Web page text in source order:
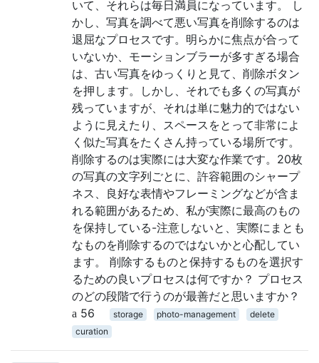
いて、それらは毎日満員になっています。 し
かし、写真を調べて悪い写真を削除するのは
退屈なプロセスです。明らかに焦点が合って
いないか、モーションブラーが多すぎる場合
は、古い写真をゆっくりと見て、削除ボタン
を押します。しかし、それでも多くの写真が
残っていますが、それは単に魅力的ではない
ように見えたり、スペースをとって非常によ
く似た写真をたくさん持っている場所です。
削除するのは実際には大変な作業です。20枚
の写真の文字列ごとに、許容範囲のシャープ
ネス、良好な表情やフレーミングなどが含ま
れる範囲があるため、私が実際に最高のもの
を保持している-注意しないと、実際にまとも
なものを削除するのではないかと心配してい
ます。 削除するものと保持するものを選択す
るための良いプロセスは何ですか？ プロセス
のどの段階で行うのが最善だと思いますか？
56
storage photo-management
delete
curation